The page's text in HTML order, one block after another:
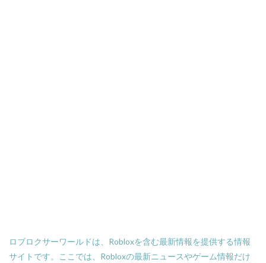
ロブロクサーワールドは、Robloxを含む最新情報を提供する情報
サイトです。ここでは、Robloxの最新ニュースやゲーム情報だけ